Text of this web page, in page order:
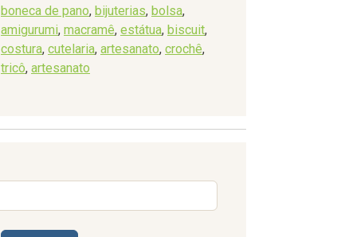
boneca de pano, bijuterias, bolsa,
amigurumi, macramê, estátua, biscuit,
costura, cutelaria, artesanato, crochê,
tricô, artesanato